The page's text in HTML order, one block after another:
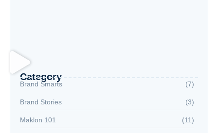
Category
Brand Smarts (7)
Brand Stories (3)
Maklon 101 (11)